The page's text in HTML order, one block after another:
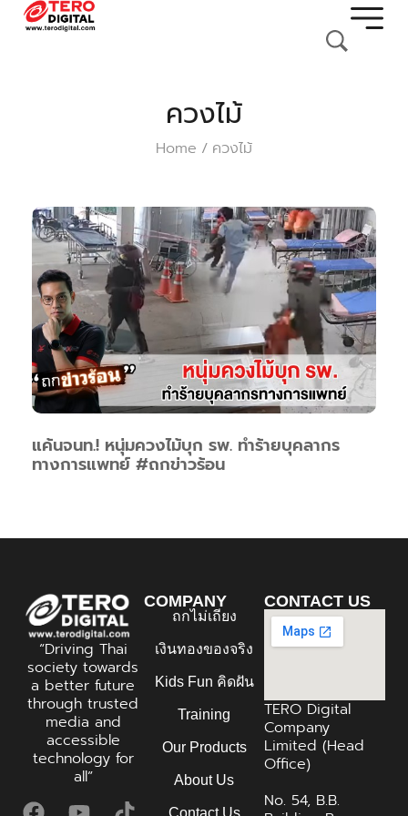
ควงไม้
Home / ควงไม้
แค้นจนท.! หนุ่มควงไม้บุก รพ. ทำร้ายบุคลากร
ทางการแพทย์ #ถกข่าวร้อน
“Driving Thai
society towards
a better future
through trusted
media and
accessible
technology for
all”
COMPANY
ถกไม่เถียง
เงินทองของจริง
Kids Fun คิดฝัน
Training
Our Products
About Us
Contact Us
CONTACT US
TERO Digital
Company
Limited (Head
Office)
No. 54, B.B.